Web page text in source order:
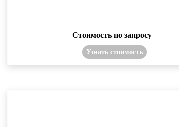
Стоимость по запросу
Узнать стоимость